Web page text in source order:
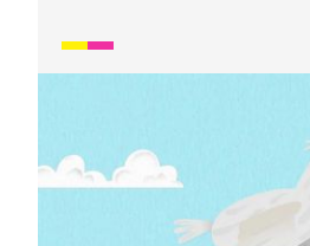
vod. A co si z toho zážitku naši